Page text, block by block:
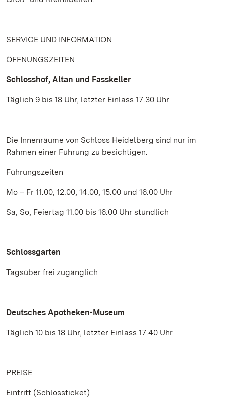
SERVICE UND INFORMATION
ÖFFNUNGSZEITEN
Schlosshof, Altan und Fasskeller
Täglich 9 bis 18 Uhr, letzter Einlass 17.30 Uhr
Die Innenräume von Schloss Heidelberg sind nur im
Rahmen einer Führung zu besichtigen.
Führungszeiten
Mo – Fr 11.00, 12.00, 14.00, 15.00 und 16.00 Uhr
Sa, So, Feiertag 11.00 bis 16.00 Uhr stündlich
Schlossgarten
Tagsüber frei zugänglich
Deutsches Apotheken-Museum
Täglich 10 bis 18 Uhr, letzter Einlass 17.40 Uhr
PREISE
Eintritt (Schlossticket)